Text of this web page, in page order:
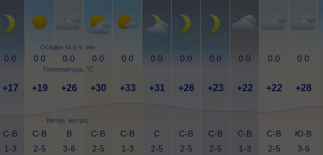
Осадки за 6 ч, мм
Температура, °C
Ветер, метр/с
0.0 0.0 0.0 0.0 0.0 0.0 0.0 0.0 0.0 0.0 0.0
+17 +19 +26 +30 +33 +31 +26 +23 +22 +22 +28
С-В
1-3
С-В
2-5
В
3-6
С-В
2-5
С-В
1-3
С
2-5
С-В
2-5
С-В
2-5
С-В
1-3
С-В
2-5
Ю-В
3-6